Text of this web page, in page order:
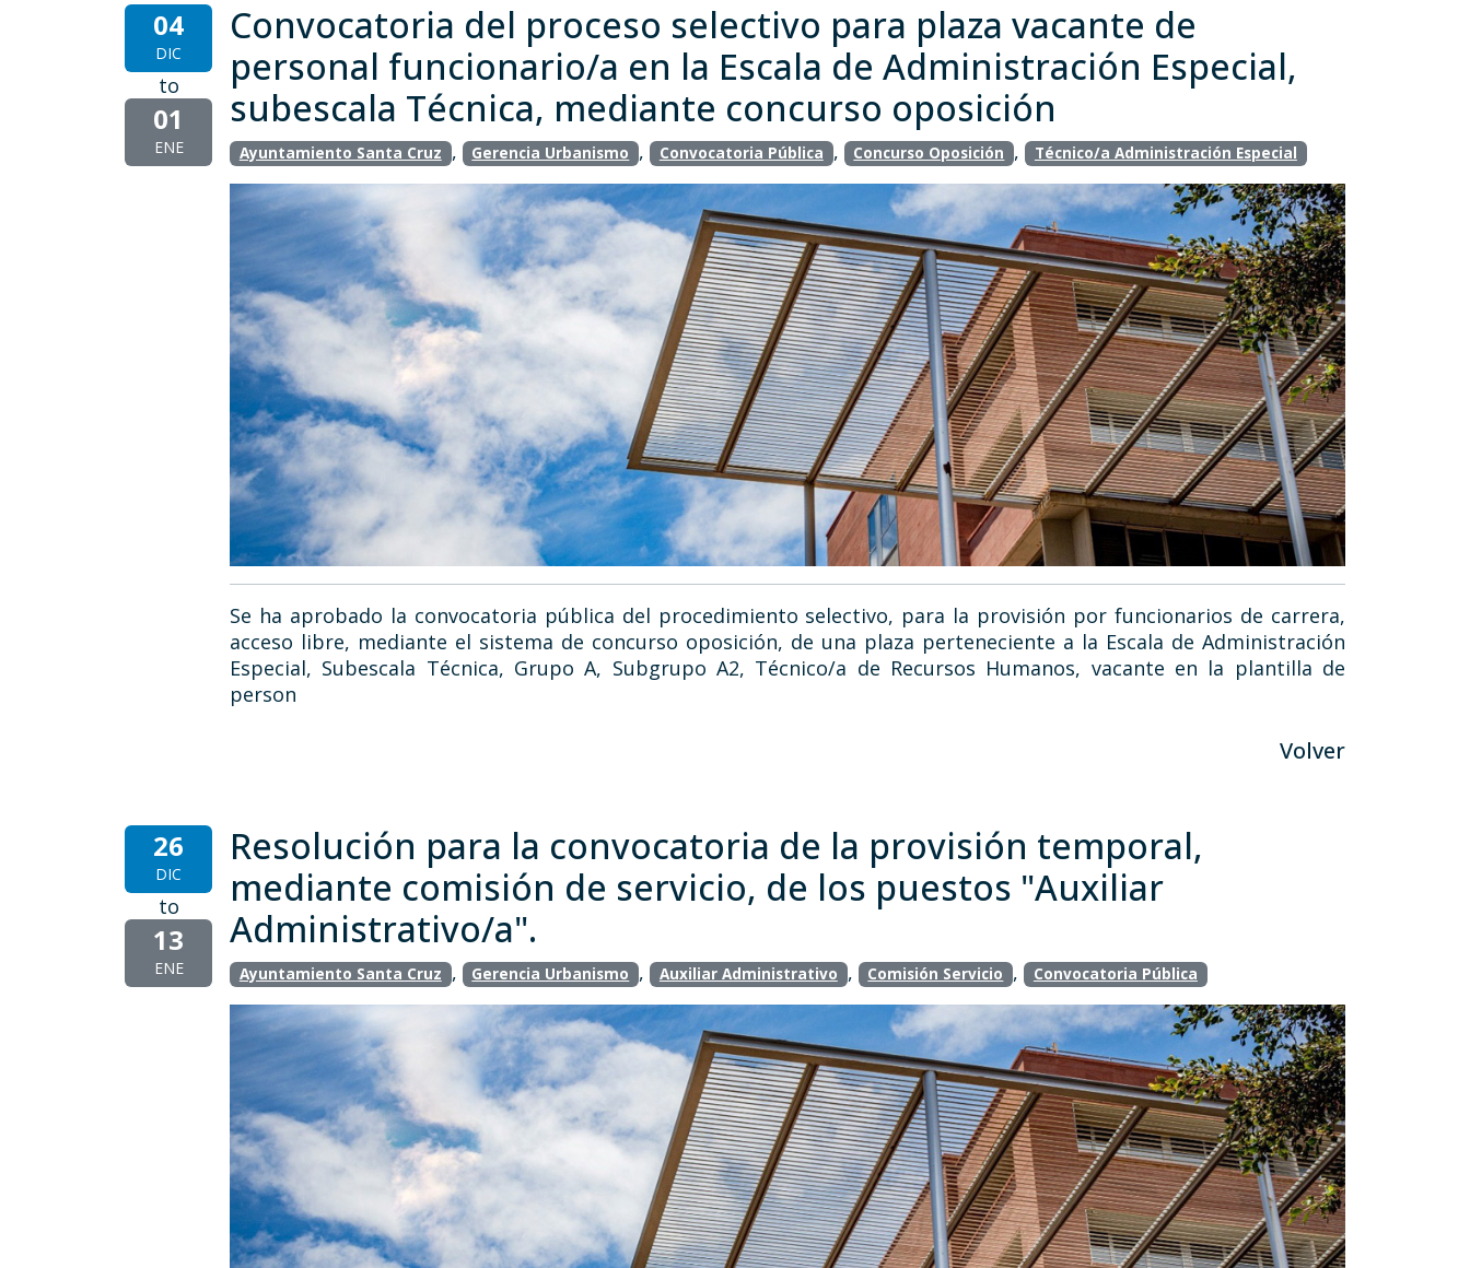
04
DIC
to
01
ENE
Convocatoria del proceso selectivo para plaza vacante de
personal funcionario/a en la Escala de Administración Especial,
subescala Técnica, mediante concurso oposición
Ayuntamiento Santa Cruz , Gerencia Urbanismo , Convocatoria Pública , Concurso Oposición , Técnico/a Administración Especial
Se ha aprobado la convocatoria pública del procedimiento selectivo, para la provisión por funcionarios de carrera,
acceso libre, mediante el sistema de concurso oposición, de una plaza perteneciente a la Escala de Administración
Especial, Subescala Técnica, Grupo A, Subgrupo A2, Técnico/a de Recursos Humanos, vacante en la plantilla de
person
Volver
26
DIC
to
13
ENE
Resolución para la convocatoria de la provisión temporal,
mediante comisión de servicio, de los puestos "Auxiliar
Administrativo/a".
Ayuntamiento Santa Cruz , Gerencia Urbanismo , Auxiliar Administrativo , Comisión Servicio , Convocatoria Pública